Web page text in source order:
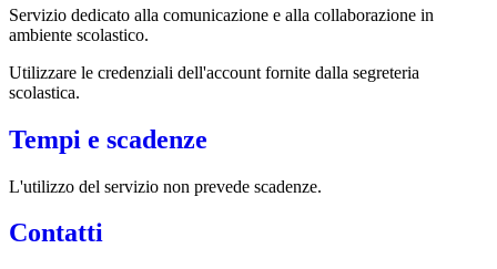
Servizio dedicato alla comunicazione e alla collaborazione in
ambiente scolastico.
Utilizzare le credenziali dell'account fornite dalla segreteria
scolastica.
Tempi e scadenze
L'utilizzo del servizio non prevede scadenze.
Contatti